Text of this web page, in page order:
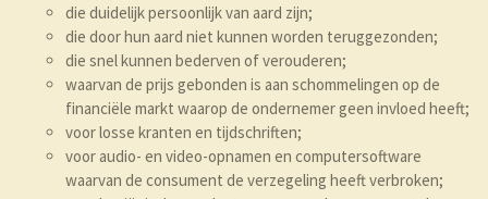
die duidelijk persoonlijk van aard zijn;
die door hun aard niet kunnen worden teruggezonden;
die snel kunnen bederven of verouderen;
waarvan de prijs gebonden is aan schommelingen op de
financiële markt waarop de ondernemer geen invloed heeft;
voor losse kranten en tijdschriften;
voor audio- en video-opnamen en computersoftware
waarvan de consument de verzegeling heeft verbroken;